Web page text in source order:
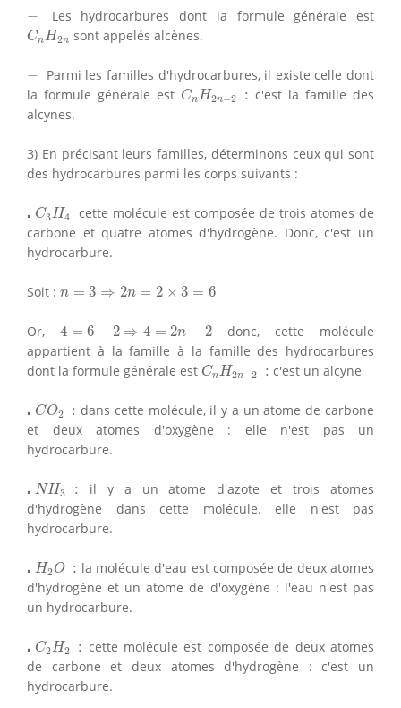
−
− Les hydrocarbures dont la formule générale est
CnH2n
Cn H2 nsont appelés alcènes.
−
−
Parmi les familles d'hydrocarbures, il existe celle dont
la formule générale est CnH2n−2 :
Cn H2 2 c'est la famille des
alcynes.
3) En précisant leurs familles, déterminons ceux qui sont
des hydrocarbures parmi les corps suivants :
⋅ C3H4
C3 H
cette molécule est composée de trois atomes de
carbone et quatre atomes d'hydrogène. Donc, c'est un
hydrocarbure.
Soit : n = 3 ⇒ 2n = 2 × 3 = 6
n =3 ⇒ 2n =2 ×3 =6
Or,4 = 6 − 2 ⇒ 4 = 2n − 2
4 6− ⇒4 = n 2
donc, cette molécule
appartient à la famille à la famille des hydrocarbures
dont la formule générale est CnH2n−2 :
Cn H2 2 :c'est un alcyne
⋅ CO2 :
CO2 : dans cette molécule, il y a un atome de carbone
et deux atomes d'oxygène : elle n'est pas un
hydrocarbure.
⋅ NH3 :
NH3
il y a un atome d'azote et trois atomes
d'hydrogène dans cette molécule. elle n'est pas
hydrocarbure.
⋅ H2O :
H2O : la molécule d'eau est composée de deux atomes
d'hydrogène et un atome de d'oxygène : l'eau n'est pas
un hydrocarbure.
⋅ C2H2 :
C2 H : cette molécule est composée de deux atomes
de carbone et deux atomes d'hydrogène : c'est un
hydrocarbure.